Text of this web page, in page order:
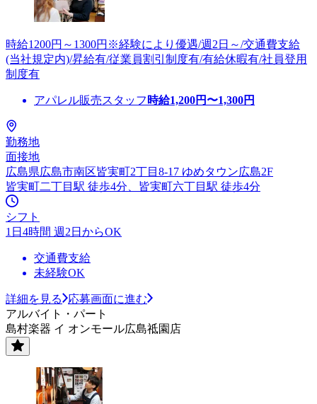
時給1200円～1300円※経験により優遇/週2日～/交通費支給
(当社規定内)/昇給有/従業員割引制度有/有給休暇有/社員登用
制度有
アパレル販売スタッフ 時給1,200円〜1,300円
勤務地
面接地
広島県広島市南区皆実町2丁目8-17 ゆめタウン広島2F
皆実町二丁目駅 徒歩4分、皆実町六丁目駅 徒歩4分
シフト
1日4時間 週2日からOK
交通費支給
未経験OK
詳細を見る
応募画面に進む
アルバイト・パート
島村楽器 イ オンモール広島祗園店